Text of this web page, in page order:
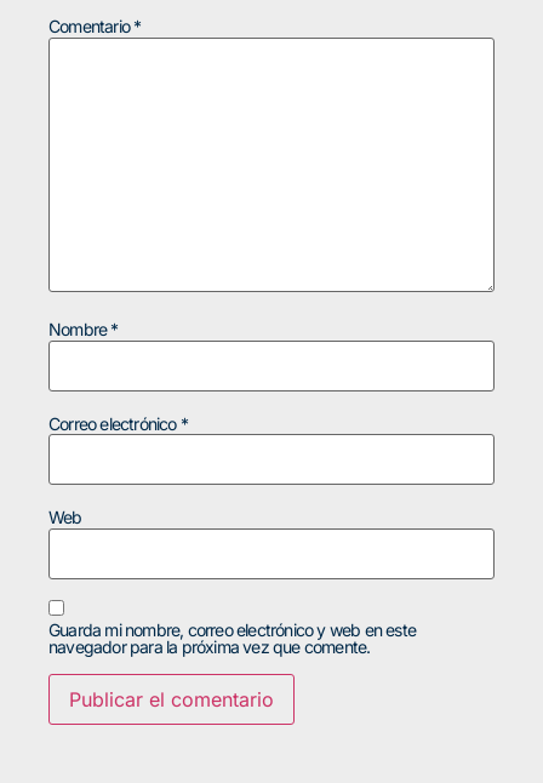
Comentario*
Nombre*
Correo electrónico *
Web
Guarda mi nombre, correo electrónico y web en este
navegador para la próxima vez que comente.